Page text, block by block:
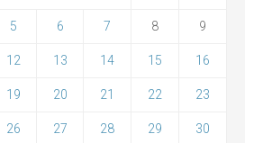
5 6 7 8 9
12 13 14 15 16
19 20 21 22 23
26 27 28 29 30